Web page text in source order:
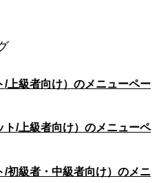
/上級者向け）のメニューペー
ト/上級者向け）のメニューペ
初級者・中級者向け）のメニ